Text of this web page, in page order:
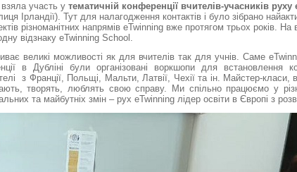
взяла участь утематичній конференції вчителів-учасників
Ірландії). Тут для налагодження контактів і було зібрано
різноманітних напрямів eTwinning вже протягом трьох років. На
відзнаку eTwinning School.
великі можливості як для вчителів так для учнів. Саме
в Дубліні були організовані воркшопи для встановлення
з Франції, Польщі, Мальти, Латвії, Чехії та ін. Майстер-класи,
творять, люблять свою справу. Ми спільно працюємо у
та майбутніх змін – рух eTwinning лідер освіти в Європі з